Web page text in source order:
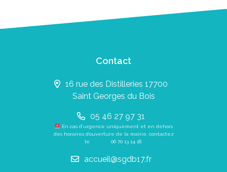
Contact
16 rue des Distilleries 17700
Saint Georges du Bois
05 46 27 97 31
En cas d’urgence uniquement et en dehors
des horaires d’ouverture de la mairie, contactez
le 06 70 13 14 18
accueil@sgdb17.fr